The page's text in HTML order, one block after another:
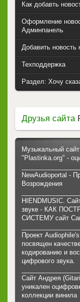
Как добавть
Оформление
Админпанель
Добавить новость
Техподдержка
Раздел: Хочу
Друзья сайта
Музыкальный
"Plastinka.org" -
NewAudioportal -
Возрождения
HIENDMUSIC.
звуке - КАК
СИСТЕМУ сайт
Проект
посвящен
кодированию и
цифрового звука.
Сайт Андрея
уникален
коллекции винила